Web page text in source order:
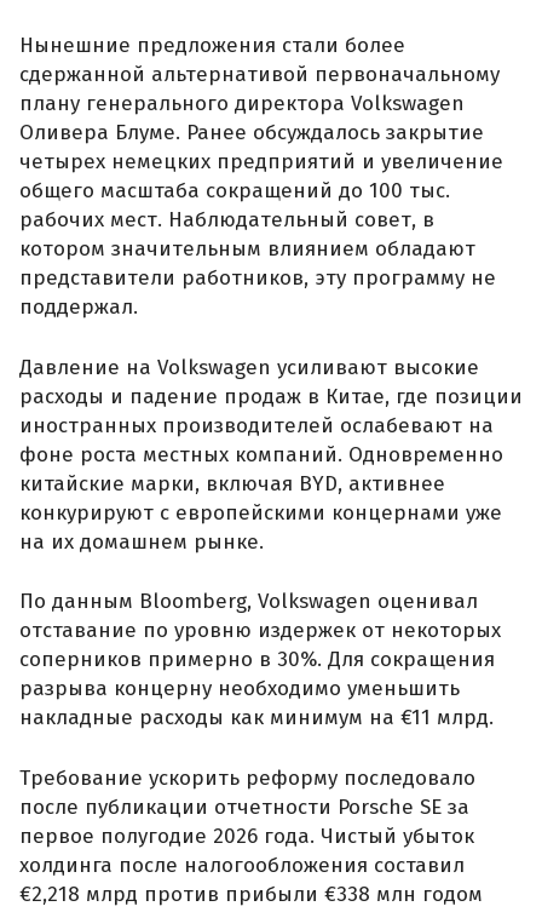
Нынешние предложения стали более
сдержанной альтернативой первоначальному
плану генерального директора Volkswagen
Оливера Блуме. Ранее обсуждалось закрытие
четырех немецких предприятий и увеличение
общего масштаба сокращений до 100 тыс.
рабочих мест. Наблюдательный совет, в
котором значительным влиянием обладают
представители работников, эту программу не
поддержал.
Давление на Volkswagen усиливают высокие
расходы и падение продаж в Китае, где позиции
иностранных производителей ослабевают на
фоне роста местных компаний. Одновременно
китайские марки, включая BYD, активнее
конкурируют с европейскими концернами уже
на их домашнем рынке.
По данным Bloomberg, Volkswagen оценивал
отставание по уровню издержек от некоторых
соперников примерно в 30%. Для сокращения
разрыва концерну необходимо уменьшить
накладные расходы как минимум на €11 млрд.
Требование ускорить реформу последовало
после публикации отчетности Porsche SE за
первое полугодие 2026 года. Чистый убыток
холдинга после налогообложения составил
€2,218 млрд против прибыли €338 млн годом